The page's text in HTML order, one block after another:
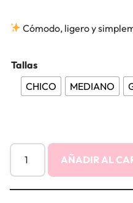
Cómodo, ligero y
Tallas
CHICO
MEDIANO
AÑADIR AL